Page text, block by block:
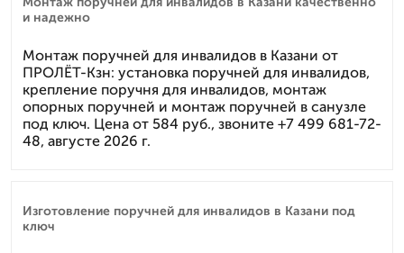
и надежно
Монтаж поручней для инвалидов в Казани от
ПРОЛЁТ-Кзн: установка поручней для инвалидов,
крепление поручня для инвалидов, монтаж
опорных поручней и монтаж поручней в санузле
под ключ. Цена от 584 руб., звоните +7 499 681-72-
48, августе 2026 г.
Изготовление поручней для инвалидов в Казани под
ключ